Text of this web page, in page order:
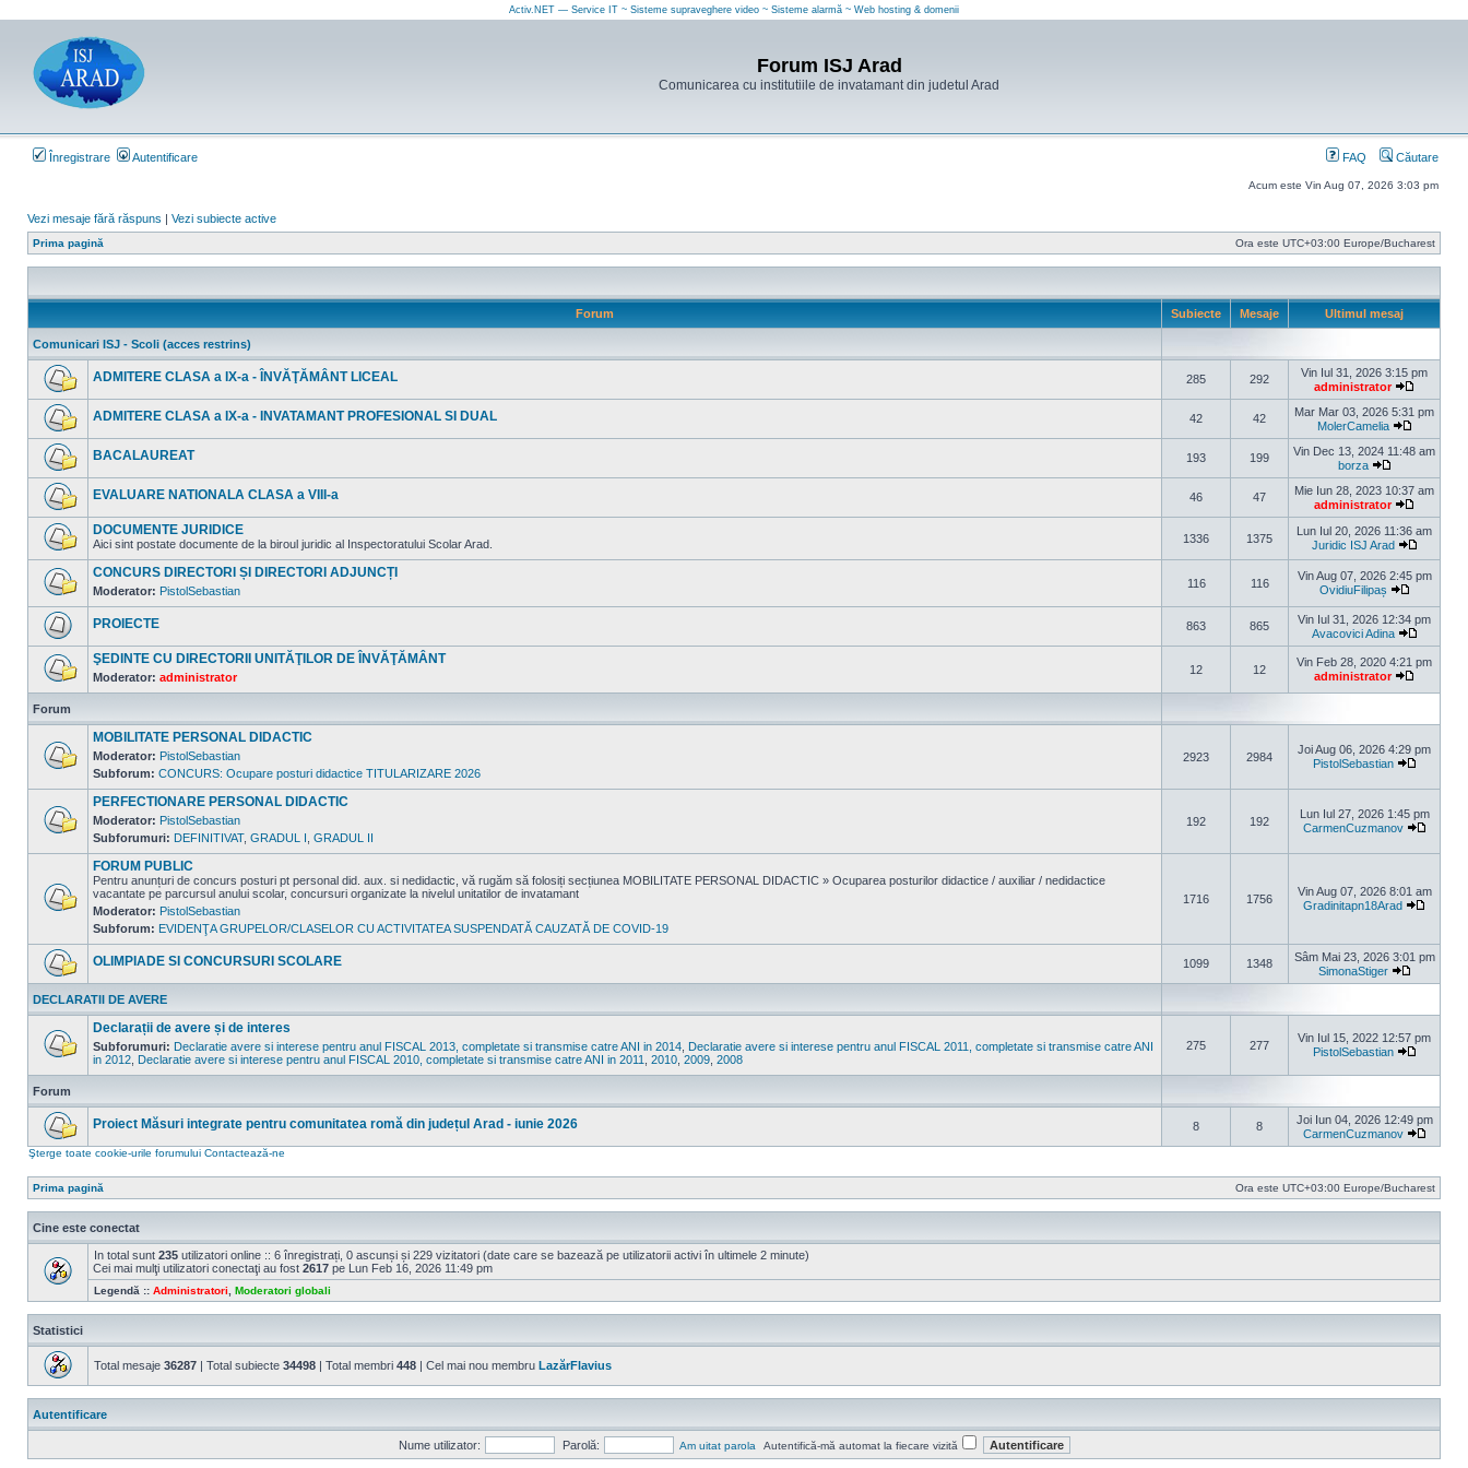
Activ.NET — Service IT ~ Sisteme supraveghere video ~ Sisteme alarmă ~ Web hosting & domenii
Forum ISJ Arad
Comunicarea cu institutiile de invatamant din judetul Arad
Înregistrare Autentificare FAQ Căutare
Acum este Vin Aug 07, 2026 3:03 pm
Vezi mesaje fără răspuns | Vezi subiecte active
Prima pagină Ora este UTC+03:00 Europe/Bucharest
Forum Subiecte Mesaje Ultimul mesaj
Comunicari ISJ - Scoli (acces restrins)
Nu
sunt
mesaje
ADMITERE CLASA a IX-a - ÎNVĂŢĂMÂNT LICEAL 285 292
Vin Iul 31, 2026 3:15 pm
administrator
Vezi
Nu
sunt
mesaje
ADMITERE CLASA a IX-a - INVATAMANT PROFESIONAL SI DUAL 42 42
Mar Mar 03, 2026 5:31 pm
MolerCamelia
Vezi
Nu
sunt
mesaje
BACALAUREAT 193 199
Vin Dec 13, 2024 11:48 am
borza
Vezi ultimul
Nu
sunt
mesaje
necitite
EVALUARE NATIONALA CLASA a VIII-a 46 47
Mie Iun 28, 2023 10:37 am
administrator
Vezi
sunt
mesaje
necitite
DOCUMENTE JURIDICE
Aici sint postate documente de la biroul juridic al Inspectoratului Scolar Arad. 1336 1375
Lun Iul 20, 2026 11:36 am
Juridic ISJ Arad
mesaje
CONCURS DIRECTORI ȘI DIRECTORI ADJUNCȚI
Moderator: PistolSebastian
116 116
Vin Aug 07, 2026 2:45 pm
OvidiuFilipaș
Nu
sunt
mesaje
necitite
PROIECTE 863 865
Vin Iul 31, 2026 12:34 pm
Avacovici Adina
Vezi
necitite
ŞEDINTE CU DIRECTORII UNITĂŢILOR DE ÎNVĂŢĂMÂNT
Moderator: administrator
12 12
Vin Feb 28, 2020 4:21 pm
administrator
Forum
Nu
sunt
mesaje
MOBILITATE PERSONAL DIDACTIC
Moderator: PistolSebastian
Subforum: CONCURS: Ocupare posturi didactice TITULARIZARE 2026
2923 2984
Joi Aug 06, 2026 4:29 pm
PistolSebastian
Nu
sunt
mesaje
necitite
PERFECTIONARE PERSONAL DIDACTIC
Moderator: PistolSebastian
Subforumuri: DEFINITIVAT, GRADUL I GRADUL II
192 192
Lun Iul 27, 2026 1:45 pm
CarmenCuzmanov
Nu
sunt
FORUM PUBLIC
Pentru anunțuri de concurs posturi pt personal did. aux. si nedidactic, vă rugăm să folosiți secțiunea MOBILITATE PERSONAL DIDACTIC » Ocuparea posturilor didactice / auxiliar / nedidactice
vacantate pe parcursul anului scolar, concursuri organizate la nivelul unitatilor de invatamant
Moderator: PistolSebastian
Subforum: EVIDENŢA GRUPELOR/CLASELOR CU ACTIVITATEA SUSPENDATĂ CAUZATĂ DE COVID-19
1716 1756
Vin Aug 07, 2026 8:01 am
Gradinitapn18Arad
Nu
sunt
mesaje
necitite
OLIMPIADE SI CONCURSURI SCOLARE 1099 1348
Sâm Mai 23, 2026 3:01 pm
SimonaStiger
Vezi
DECLARATII DE AVERE
Nu
sunt
Declarații de avere și de interes
Subforumuri: Declaratie avere si interese pentru anul FISCAL 2013, completate si transmise catre ANI in 2014 Declaratie avere si interese pentru anul FISCAL 2011, completate si transmise catre ANI
in 2012 Declaratie avere si interese pentru anul FISCAL 2010, completate si transmise catre ANI in 2011 2010 2009 2008
275 277
Vin Iul 15, 2022 12:57 pm
PistolSebastian
Forum
Nu
sunt
necitite
Proiect Măsuri integrate pentru comunitatea romă din județul Arad - iunie 2026 8 8
Joi Iun 04, 2026 12:49 pm
CarmenCuzmanov
Vezi
Şterge toate cookie-urile forumului Contactează-ne
Prima pagină Ora este UTC+03:00 Europe/Bucharest
Cine este conectat
In total sunt 235 utilizatori online :: 6 înregistrați, 0 ascunși și 229 vizitatori (date care se bazează pe utilizatorii activi în ultimele 2 minute)
Cei mai mulţi utilizatori conectaţi au fost 2617 pe Lun Feb 16, 2026 11:49 pm
Legendă :: Administratori Moderatori globali
Statistici
Total mesaje 36287 | Total subiecte 34498 | Total membri 448 | Cel mai nou membru LazărFlavius
Autentificare
Nume utilizator: Parolă: Am uitat parola Autentifică-mă automat la fiecare vizită